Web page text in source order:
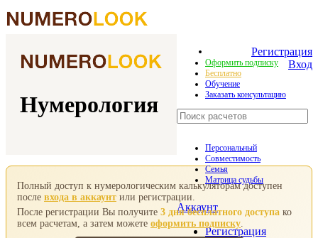
Регистрация
Вход
Нумерология
Оформить подписку
Бесплатно
Обучение
Заказать консультацию
Персональный
Совместимость
Семья
Матрица судьбы
Аккаунт
Регистрация
Полный доступ к нумерологическим калькуляторам доступен
после входа в аккаунт или регистрации.
После регистрации Вы получите 3 дня бесплатного доступа ко
всем расчетам, а затем можете оформить подписку.